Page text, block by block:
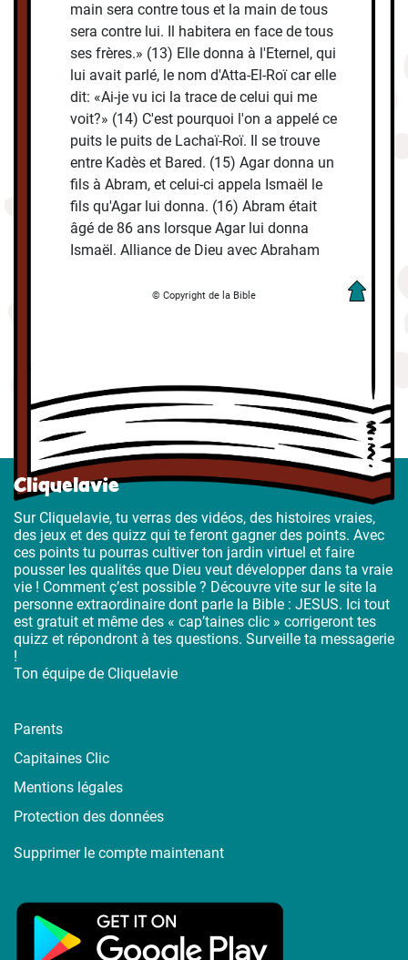
main sera contre tous et la main de tous
sera contre lui. Il habitera en face de tous
ses frères.» (13) Elle donna à l'Eternel, qui
lui avait parlé, le nom d'Atta-El-Roï car elle
dit: «Ai-je vu ici la trace de celui qui me
voit?» (14) C'est pourquoi l'on a appelé ce
puits le puits de Lachaï-Roï. Il se trouve
entre Kadès et Bared. (15) Agar donna un
fils à Abram, et celui-ci appela Ismaël le
fils qu'Agar lui donna. (16) Abram était
âgé de 86 ans lorsque Agar lui donna
Ismaël. Alliance de Dieu avec Abraham
© Copyright de la Bible
Cliquelavie
Sur Cliquelavie, tu verras des vidéos, des histoires vraies,
des jeux et des quizz qui te feront gagner des points. Avec
ces points tu pourras cultiver ton jardin virtuel et faire
pousser les qualités que Dieu veut développer dans ta vraie
vie ! Comment ç’est possible ? Découvre vite sur le site la
personne extraordinaire dont parle la Bible : JESUS. Ici tout
est gratuit et même des « cap’taines clic » corrigeront tes
quizz et répondront à tes questions. Surveille ta messagerie
!
Ton équipe de Cliquelavie
Parents
Capitaines Clic
Mentions légales
Protection des données
Supprimer le compte maintenant